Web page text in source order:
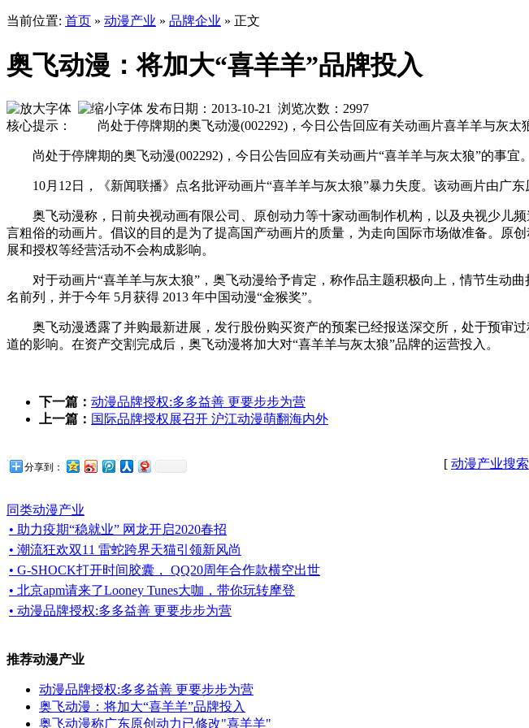
当前位置: 首页 » 动漫产业 » 品牌企业 » 正文
奥飞动漫：将加大“喜羊羊”品牌投入
发布日期：2013-10-21 浏览次数： 2997
核心提示： 尚处于停牌期的奥飞动漫(002292)，今日公告回应有关动画片喜羊羊与灰太
尚处于停牌期的奥飞动漫(002292)，今日公告回应有关动画片“喜羊羊与灰太狼”的事宜
10月12日，《新闻联播》点名批评动画片“喜羊羊与灰太狼”暴力失度。该动画片由广东
奥飞动漫称，日前央视动画有限公司、原创动力等十家动画制作机构，以及央视少儿
言粗俗的动画片。倡议的目的是为了提高国产动画片的质量，为走向国际市场做准备。原
展和授权等经营活动不会构成影响。
对于动画片“喜羊羊与灰太狼”，奥飞动漫给予肯定，称作品主题积极向上，情节生动
名前列，并于今年 5月获得 2013 年中国动漫“金猴奖”。
奥飞动漫透露了并购最新进展，发行股份购买资产的预案已经报送深交所，处于预审
道的影响。在资产交割完成后，奥飞动漫将加大对“喜羊羊与灰太狼”品牌的运营投入。
下一篇： 动漫品牌授权:多多益善 更要步步为营
上一篇： 国际品牌授权展召开 沪江动漫萌翻海内外
[ 动漫产业搜索
分享到：
同类动漫产业
• 助力疫期“稳就业” 网龙开启2020春招
• 潮流狂欢双11 雷蛇跨界天猫引领新风尚
• G-SHOCK打开时间胶囊， QQ20周年合作款横空出世
• 北京apm请来了Looney Tunes大咖，带你玩转摩登
• 动漫品牌授权:多多益善 更要步步为营
推荐动漫产业
动漫品牌授权:多多益善 更要步步为营
奥飞动漫：将加大“喜羊羊”品牌投入
奥飞动漫称广东原创动力已修改"喜羊羊"